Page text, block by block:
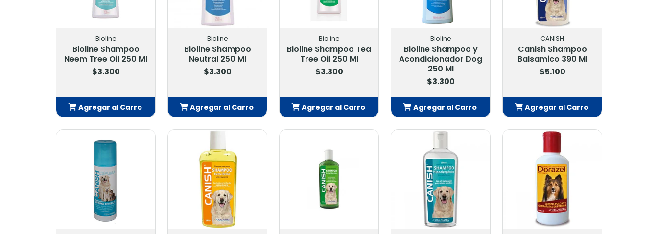
Bioline
Bioline Shampoo
Neem Tree Oil 250 Ml
$3.300
Agregar al Carro
Bioline
Bioline Shampoo
Neutral 250 Ml
$3.300
Agregar al Carro
Bioline
Bioline Shampoo Tea
Tree Oil 250 Ml
$3.300
Agregar al Carro
Bioline
Bioline Shampoo y
Acondicionador Dog
250 Ml
$3.300
Agregar al Carro
CANISH
Canish Shampoo
Balsamico 390 Ml
$5.100
Agregar al Carro